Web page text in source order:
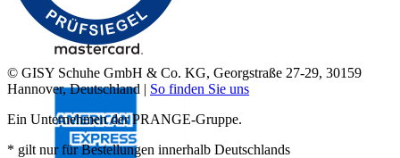
© GISY Schuhe GmbH & Co. KG, Georgstraße 27-29, 30159
Hannover, Deutschland | So finden Sie uns
Ein Unternehmen der PRANGE-Gruppe.
* gilt nur für Bestellungen innerhalb Deutschlands